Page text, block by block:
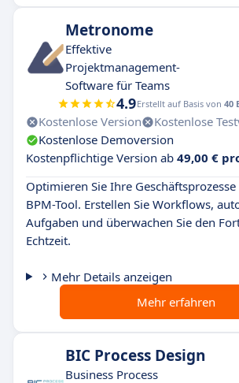
Metronome
Effektive
Projektmanagement-
Software für Teams
4.9Erstellt auf Basis von 40
Kostenlose Version
Kostenlose
Kostenlose Demoversion
Kostenpflichtige Version ab 49,00 €
Optimieren Sie Ihre
BPM-Tool. Erstellen Sie Workflows,
Aufgaben und überwachen Sie den
Echtzeit.
Mehr Details anzeigen
Mehr erfahren
BIC Process Design
Business Process